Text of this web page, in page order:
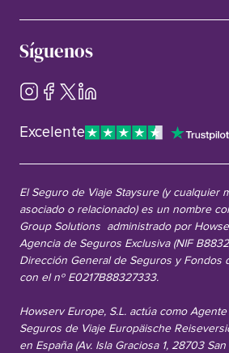
Síguenos
Excelente
El Seguro de Viaje Staysure (y cualquier
asociado o relacionado) es un nombre
Group Solutions administrado por
Agencia de Seguros Exclusiva (NIF
Dirección General de Seguros y Fondos
con el nº E0217B88327333.
Howserv Europe, S.L. actúa como
Seguros de Viaje Europäische
en España (Av. Isla Graciosa 1, 28703